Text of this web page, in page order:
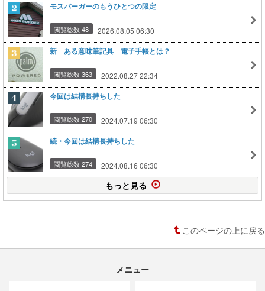
モスバーガーのもうひとつの限定
閲覧総数 48 2026.08.05 06:30
新 ある意味筆記具 電子手帳とは？
閲覧総数 363 2022.08.27 22:34
今回は結構長持ちした
閲覧総数 270 2024.07.19 06:30
続・今回は結構長持ちした
閲覧総数 274 2024.08.16 06:30
もっと見る
このページの上に戻る
メニュー